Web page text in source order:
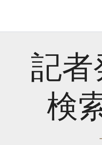
記者
検